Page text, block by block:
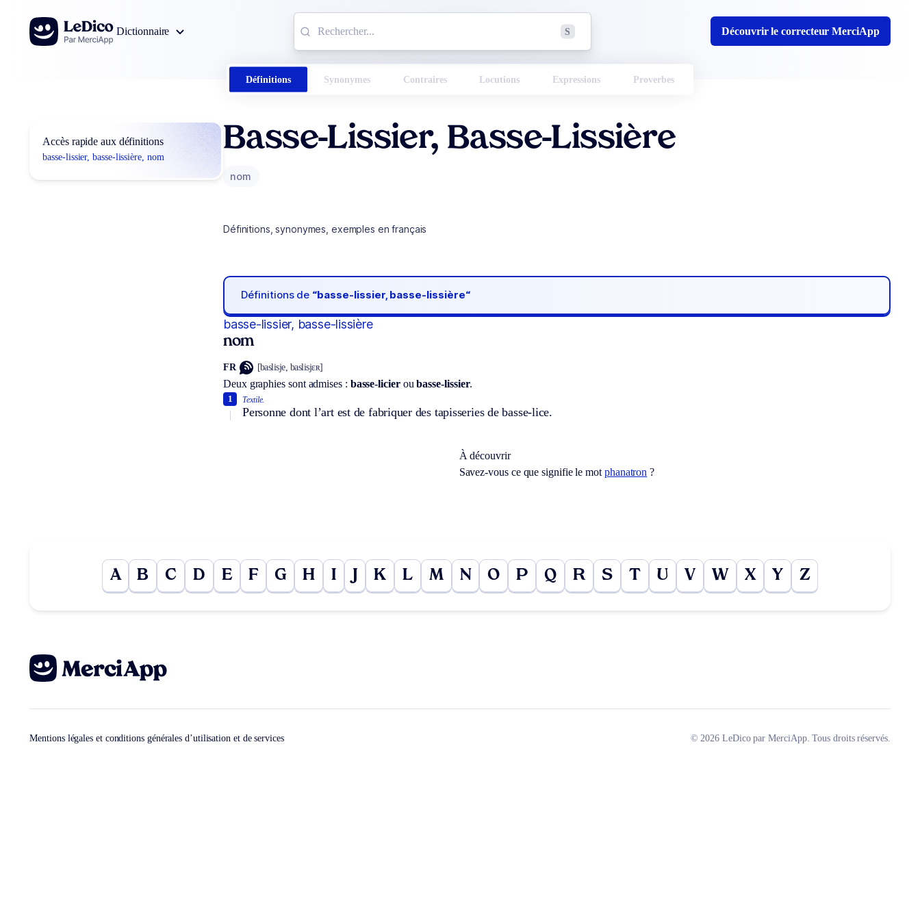
Aller au contenu
Dictionnaire
S Découvrir le correcteur MerciApp
Définitions Synonymes Contraires Locutions Expressions Proverbes
Accès rapide aux définitions
basse-lissier, basse-lissière, nom
Basse-Lissier, Basse-Lissière
nom
Définitions, synonymes, exemples en français
Définitions de “basse-lissier, basse-lissière“
basse-lissier, basse-lissière
nom
FR [baslisje, baslisjɛʀ]
Deux graphies sont admises : basse-licieroubasse-lissier.
Textile.
Personne dont l’art est de fabriquer des tapisseries de basse-lice.
1
À découvrir
Savez-vous ce que signifie le mot phanatron ?
A B C D E F G H I K L M N O P Q R S T U V W X Y Z
Mentions légales et conditions générales d’utilisation et de services © 2026 LeDico par MerciApp. Tous droits réservés.